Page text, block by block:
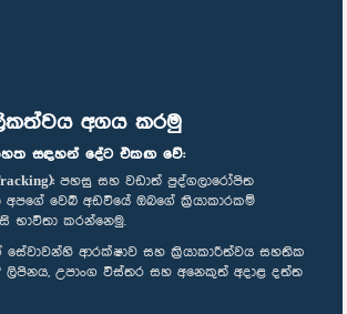
අගය කරමු
සඳහන් දේට එකඟ වේ:
පහසු සහ වඩාත් පුද්ගලාරෝපිත
වෙබ් අඩවියේ ඔබගේ ක්‍රියාකාරකම්
භාවිතා කරන්නෙමු.
සේවාවන්හි ආරක්ෂාව සහ ක්‍රියාකාරීත්වය සහතික
ලිපිනය, උපාංග විස්තර සහ අනෙකුත් අදාළ දත්ත